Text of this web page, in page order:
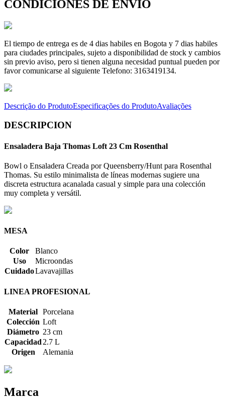
CONDICIONES DE ENVÍO
El tiempo de entrega es de 4 dias habiles en Bogota y 7 dias habiles
para ciudades principales, sujeto a disponibilidad de stock y cambios
sin previo aviso, pero si tienen alguna necesidad puntual pueden por
favor comunicarse al siguiente Telefono: 3163419134.
Descrição do ProdutoEspecificações do ProdutoAvaliações
DESCRIPCION
Ensaladera Baja Thomas Loft 23 Cm Rosenthal
Bowl o Ensaladera Creada por Queensberry/Hunt para Rosenthal
Thomas. Su estilo minimalista de líneas modernas sugiere una
discreta estructura acanalada casual y simple para una colección
muy completa y versátil.
MESA
Color
Blanco
Uso
Microondas
CuidadoLavavajillas
LINEA PROFESIONAL
Material Porcelana
Colección Loft
Diámetro 23 cm
Capacidad 2.7 L
Origen
Alemania
Marca